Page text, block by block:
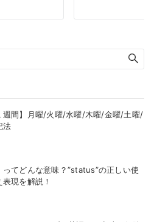
週間】月曜/火曜/水曜/木曜/金曜/土曜/
法
ってどんな意味？”status”の正しい使
現を解説！